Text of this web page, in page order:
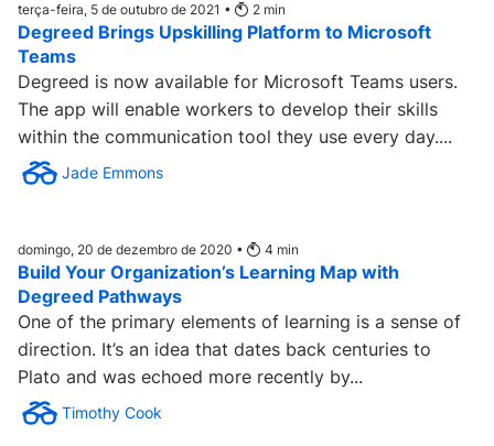
terça-feira, 5 de outubro de 2021 • 2 min
Degreed Brings Upskilling Platform to Microsoft
Teams
Degreed is now available for Microsoft Teams users.
The app will enable workers to develop their skills
within the communication tool they use every day....
Jade Emmons
domingo, 20 de dezembro de 2020 • 4 min
Build Your Organization’s Learning Map with
Degreed Pathways
One of the primary elements of learning is a sense of
direction. It’s an idea that dates back centuries to
Plato and was echoed more recently by...
Timothy Cook